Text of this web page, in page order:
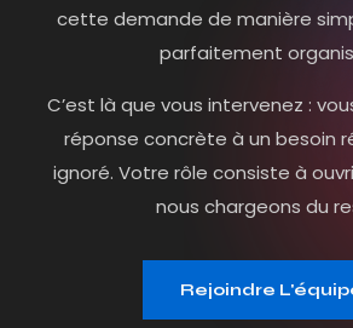
cette demande de manière
parfaitement
C’est là que vous intervenez :
réponse concrète à un besoin
ignoré. Votre rôle consiste à
nous chargeons du
Rejoindre